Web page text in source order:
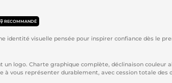
RECOMMANDÉ
identité visuelle pensée pour inspirer confiance dès le
un logo. Charte graphique complète, déclinaison couleur
à vous représenter durablement, avec cession totale des